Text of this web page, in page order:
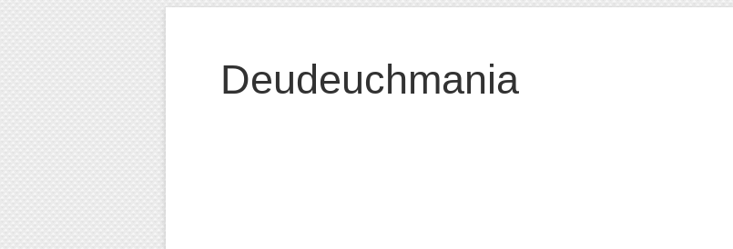
Deudeuchmania